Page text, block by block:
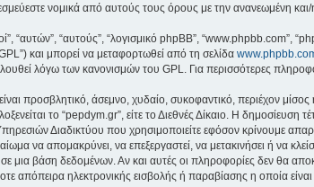
νομικά από αυτούς τους όρους με την ανανεωμένη
“αυτών”, “αυτούς”, “λογισμικό phpBB”,
και μπορεί να μεταφορτωθεί από τη σελίδα
λόγω των κανονισμών του GPL. Για περισσότερες
προσβλητικό, άσεμνο, χυδαίο, συκοφαντικό, περιέχον
το “pepdym.gr”, είτε το Διεθνές Δίκαιο. Η δημοσίευση
Διαδικτύου που χρησιμοποιείτε εφόσον κρίνουμε
να απομακρύνει, να επεξεργαστεί, να μετακινήσει ή να
σε μια βάση δεδομένων. Αν και αυτές οι πληροφορίες δεν θα
απόπειρα ηλεκτρονικής εισβολής ή παραβίασης η οποία